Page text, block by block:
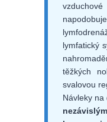
lymfatický
těžkých
svalovou
Návleky